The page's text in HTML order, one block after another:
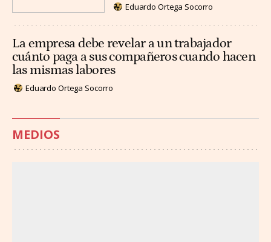
Eduardo Ortega Socorro
La empresa debe revelar a un trabajador
cuánto paga a sus compañeros cuando hacen
las mismas labores
Eduardo Ortega Socorro
MEDIOS